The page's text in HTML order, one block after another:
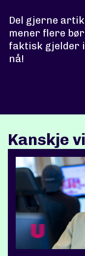
Del gjerne
mener flere
faktisk gjelder
nå!
Kanskje